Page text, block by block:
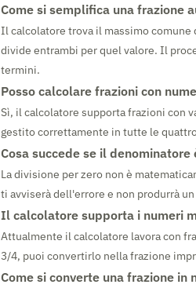
Come si semplifica una frazione
Il calcolatore trova il massimo
divide entrambi per quel valore. Il
termini.
Posso calcolare frazioni con
Sì, il calcolatore supporta frazioni con
gestito correttamente in tutte le
Cosa succede se il denominatore
La divisione per zero non è
ti avviserà dell'errore e non produrrà
Il calcolatore supporta i numeri
Attualmente il calcolatore lavora con
3/4, puoi convertirlo nella frazione
Come si converte una frazione in